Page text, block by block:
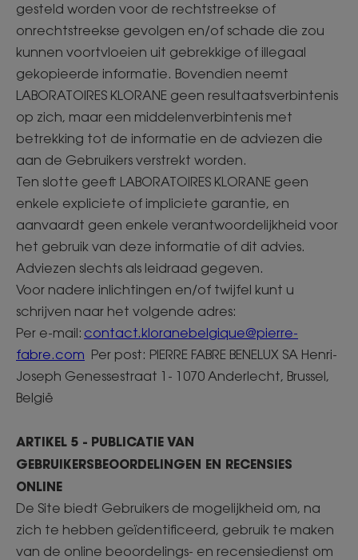
gesteld worden voor de rechtstreekse of
onrechtstreekse gevolgen en/of schade die zou
kunnen voortvloeien uit gebrekkige of illegaal
gekopieerde informatie. Bovendien neemt
LABORATOIRES KLORANE geen resultaatsverbintenis
op zich, maar een middelenverbintenis met
betrekking tot de informatie en de adviezen die
aan de Gebruikers verstrekt worden.
Ten slotte geeft LABORATOIRES KLORANE geen
enkele expliciete of impliciete garantie, en
aanvaardt geen enkele verantwoordelijkheid voor
het gebruik van deze informatie of dit advies.
Adviezen slechts als leidraad gegeven.
Voor nadere inlichtingen en/of twijfel kunt u
schrijven naar het volgende adres:
Per e-mail: contact.kloranebelgique@pierre-
fabre.com Per post: PIERRE FABRE BENELUX SA Henri-
Joseph Genessestraat 1- 1070 Anderlecht, Brussel,
België
ARTIKEL 5 - PUBLICATIE VAN
GEBRUIKERSBEOORDELINGEN EN RECENSIES
ONLINE
De Site biedt Gebruikers de mogelijkheid om, na
zich te hebben geïdentificeerd, gebruik te maken
van de online beoordelings- en recensiedienst om